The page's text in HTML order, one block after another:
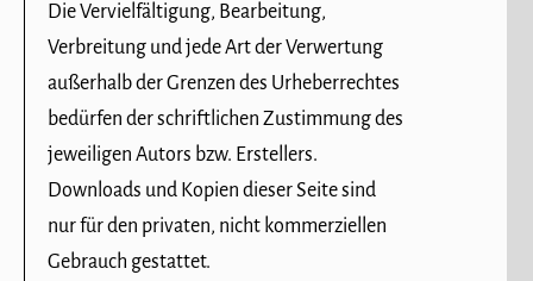
Die Vervielfältigung, Bearbeitung,
Verbreitung und jede Art der Verwertung
außerhalb der Grenzen des Urheberrechtes
bedürfen der schriftlichen Zustimmung des
jeweiligen Autors bzw. Erstellers.
Downloads und Kopien dieser Seite sind
nur für den privaten, nicht kommerziellen
Gebrauch gestattet.